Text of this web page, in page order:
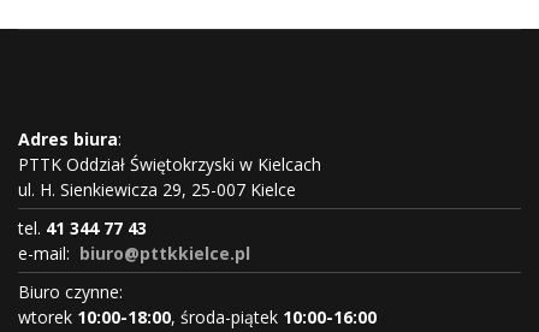
Adres biura:
PTTK Oddział Świętokrzyski w Kielcach
ul. H. Sienkiewicza 29, 25-007 Kielce
tel. 41 344 77 43
e-mail: biuro@pttkkielce.pl
Biuro czynne:
wtorek 10:00-18:00, środa-piątek 10:00-16:00